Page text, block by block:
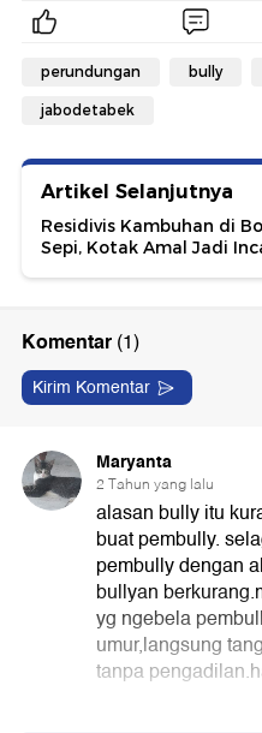
perundungan bully
jabodetabek
Artikel Selanjutnya
Residivis Kambuhan di
Sepi, Kotak Amal Jadi